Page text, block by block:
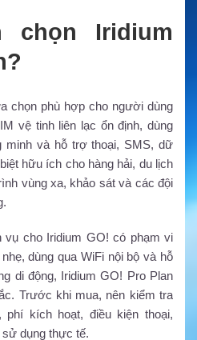
chọn Iridium
chọn phù hợp cho người dùng
vệ tinh liên lạc ổn định, dùng
minh và hỗ trợ thoại, SMS, dữ
hữu ích cho hàng hải, du lịch
vùng xa, khảo sát và các đội
vụ cho Iridium GO! có phạm vi
dùng qua WiFi nội bộ và hỗ
di động, Iridium GO! Pro Plan
Trước khi mua, nên kiểm tra
kích hoạt, điều kiện thoại,
dụng thực tế.